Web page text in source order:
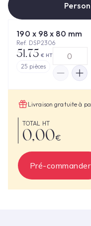
190 x 98 x 80 mm
Ref. DSP2306
51.75 € HT
25 pièces
Livraison gratuite à
TOTAL HT
0,00€
Pré-commander